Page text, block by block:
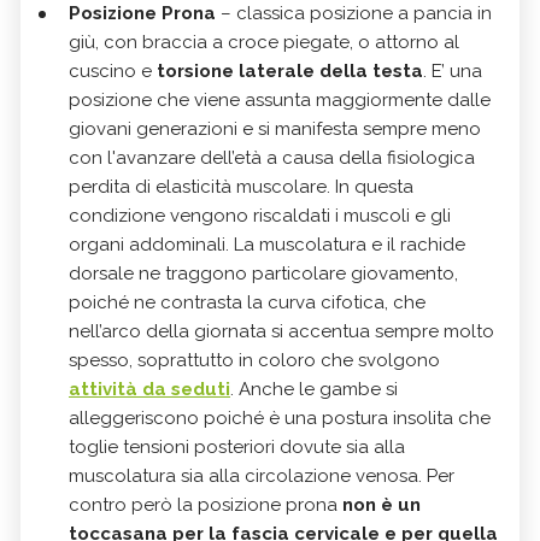
Posizione Prona – classica posizione a pancia in
giù, con braccia a croce piegate, o attorno al
cuscino e torsione laterale della testa . E’ una
posizione che viene assunta maggiormente dalle
giovani generazioni e si manifesta sempre meno
con l'avanzare dell’età a causa della fisiologica
perdita di elasticità muscolare. In questa
condizione vengono riscaldati i muscoli e gli
organi addominali. La muscolatura e il rachide
dorsale ne traggono particolare giovamento,
poiché ne contrasta la curva cifotica, che
nell’arco della giornata si accentua sempre molto
spesso, soprattutto in coloro che svolgono
attività da seduti . Anche le gambe si
alleggeriscono poiché è una postura insolita che
toglie tensioni posteriori dovute sia alla
muscolatura sia alla circolazione venosa. Per
contro però la posizione prona non è un
toccasana per la fascia cervicale e per quella